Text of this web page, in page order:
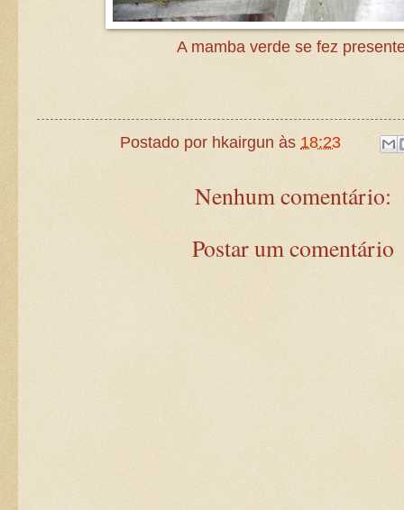
A mamba verde se fez
Postado por hkairgun às 18:23
Nenhum comentário:
Postar um comentário